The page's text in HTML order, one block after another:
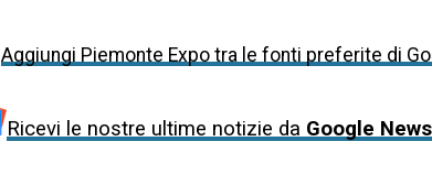
Aggiungi Piemonte Expo tra le fonti preferite di
Ricevi le nostre ultime notizie da Google News